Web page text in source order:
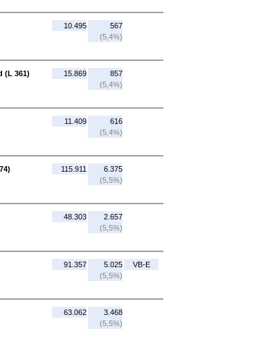
10.495
567
(5,4%)
(L 361)
15.869
857
(5,4%)
11.409
616
(5,4%)
115.911
6.375
(5,5%)
48.303
2.657
(5,5%)
91.357
5.025
(5,5%)
VB-E
63.062
3.468
(5,5%)